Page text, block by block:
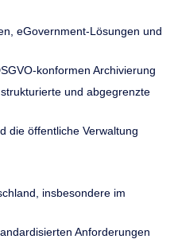
eGovernment-Lösungen und
konformen Archivierung
und abgegrenzte
die öffentliche Verwaltung
insbesondere im
Anforderungen